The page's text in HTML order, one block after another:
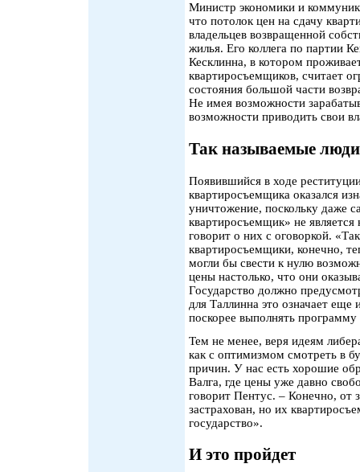
Министр экономики и
что потолок цен на сдачу
владельцев возвращенной
жилья. Его коллега по партии
Кесклинна, в котором
квартиросъемщиков, считает
состояния большой части
Не имея возможности
возможности приводить свои
Так называемые люди
Появившийся в ходе
квартиросъемщика оказался
уничтожение, поскольку даже
квартиросъемщик» не
говорит о них с оговоркой.
квартиросъемщики, конечно,
могли бы свести к нулю
цены настолько, что они
Государство должно
для Таллинна это означает
поскорее выполнять
Тем не менее, веря идеям
как с оптимизмом смотреть в
причин. У нас есть хорошие
Валга, где цены уже давно
говорит Пентус. – Конечно, от
застрахован, но их
государство».
И это пройдет